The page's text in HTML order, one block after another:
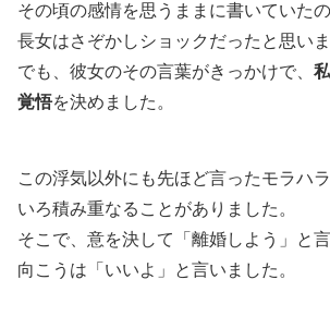
その頃の感情を思うままに書いていた
長女はさぞかしショックだったと思いま
でも、彼女のその言葉がきっかけで、
覚悟を決めました。
この浮気以外にも先ほど言ったモラハ
いろ積み重なることがありました。
そこで、意を決して「離婚しよう」と言
向こうは「いいよ」と言いました。